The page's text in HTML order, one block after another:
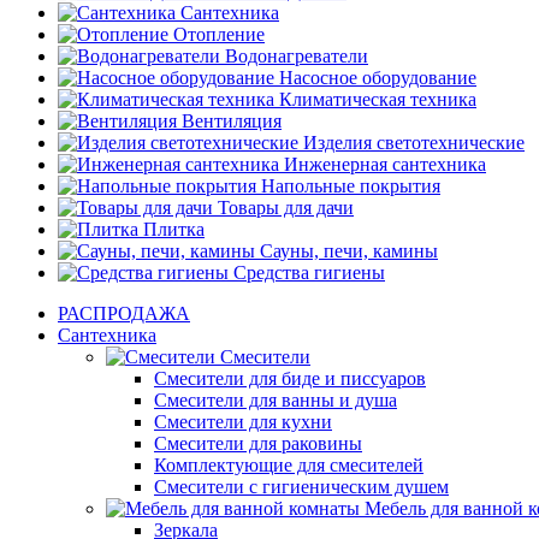
Сантехника
Отопление
Водонагреватели
Насосное оборудование
Климатическая техника
Вентиляция
Изделия светотехнические
Инженерная сантехника
Напольные покрытия
Товары для дачи
Плитка
Сауны, печи, камины
Средства гигиены
РАСПРОДАЖА
Сантехника
Смесители
Смесители для биде и писсуаров
Смесители для ванны и душа
Смесители для кухни
Смесители для раковины
Комплектующие для смесителей
Смесители с гигиеническим душем
Мебель для ванной
Зеркала